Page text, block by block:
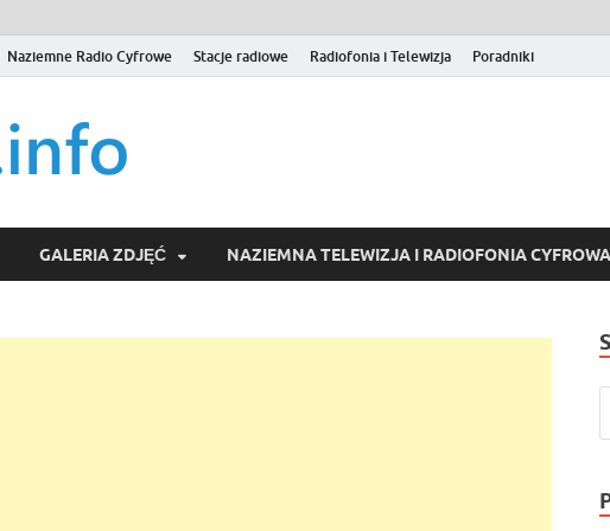
Naziemne Radio Cyfrowe Stacje radiowe Radiofonia i Telewizja Poradniki
Wideo online, VOD
GALERIA ZDJĘĆ NAZIEMNA TELEWIZJA I RADIOFONIA CYFROWA